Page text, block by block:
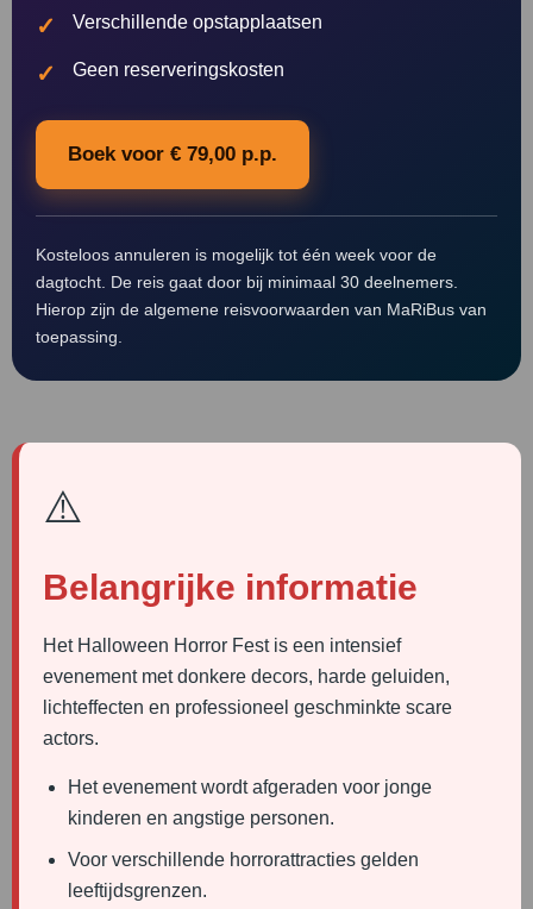
Verschillende opstapplaatsen
Geen reserveringskosten
Boek voor € 79,00 p.p.
Kosteloos annuleren is mogelijk tot één week voor de
dagtocht. De reis gaat door bij minimaal 30 deelnemers.
Hierop zijn de algemene reisvoorwaarden van MaRiBus van
toepassing.
⚠️
Belangrijke informatie
Het Halloween Horror Fest is een intensief
evenement met donkere decors, harde geluiden,
lichteffecten en professioneel geschminkte scare
actors.
Het evenement wordt afgeraden voor jonge
kinderen en angstige personen.
Voor verschillende horrorattracties gelden
leeftijdsgrenzen.